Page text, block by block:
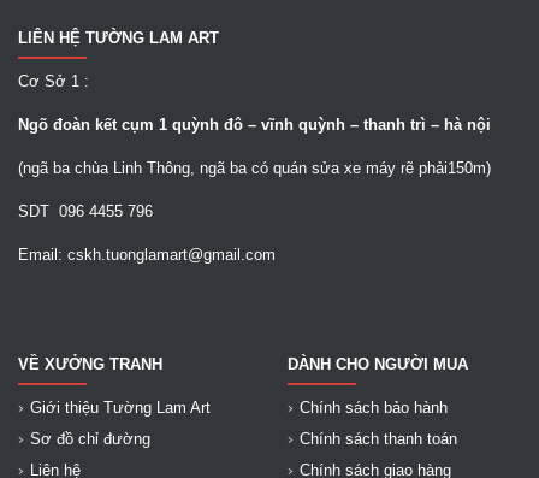
LIÊN HỆ TƯỜNG LAM ART
Cơ Sở 1 :
Ngõ đoàn kết cụm 1 quỳnh đô – vĩnh quỳnh – thanh trì – hà nội
(ngã ba chùa Linh Thông, ngã ba có quán sửa xe máy rẽ phải150m)
SDT 096 4455 796
Email: cskh.tuonglamart@gmail.com
VỀ XƯỞNG TRANH
Giới thiệu Tường Lam Art
Sơ đồ chỉ đường
Liên hệ
DÀNH CHO NGƯỜI MUA
Chính sách bảo hành
Chính sách thanh toán
Chính sách giao hàng